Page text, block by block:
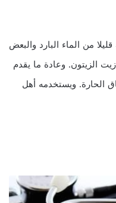
من الماء البارد والبعض
زيت الزيتون. وعادة ما يقدم
الحارة. ويستخدمه أهل